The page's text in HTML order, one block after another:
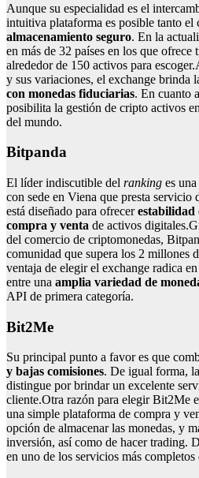
Aunque su especialidad es el
intuitiva plataforma es posible tanto el
almacenamiento seguro. En la
en más de 32 países en los que ofrece
alrededor de 150 activos para
y sus variaciones, el exchange brinda
con monedas fiduciarias. En cuanto
posibilita la gestión de cripto activos
del mundo.
Bitpanda
El líder indiscutible del ranking es
con sede en Viena que presta servicio
está diseñado para ofrecerestabilidad
compra y venta de activos
del comercio de criptomonedas,
comunidad que supera los 2 millones
ventaja de elegir el exchange radica
entre una amplia variedad de
API de primera categoría.
Bit2Me
Su principal punto a favor es que
y bajas comisiones. De igual forma,
distingue por brindar un excelente
cliente.Otra razón para elegir Bit2Me
una simple plataforma de compra y
opción de almacenar las monedas, y
inversión, así como de hacer trading.
en uno de los servicios más completos